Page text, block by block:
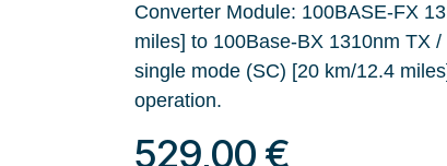
Converter Module: 100BASE-FX
miles] to 100Base-BX 1310nm TX
single mode (SC) [20 km/12.4
operation.
529,00 €